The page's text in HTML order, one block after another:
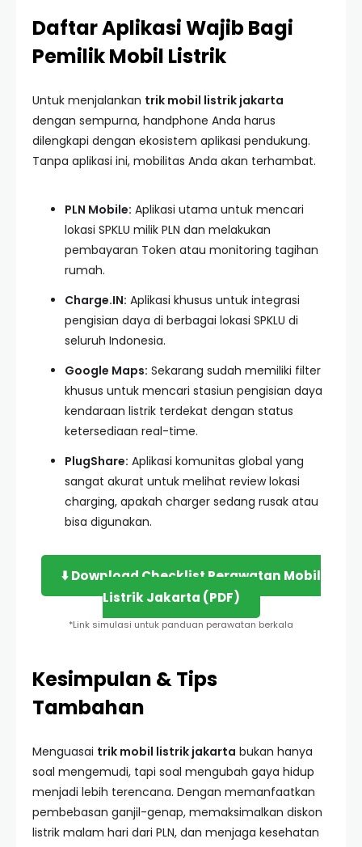
Daftar Aplikasi Wajib Bagi
Pemilik Mobil Listrik
Untuk menjalankan trik mobil listrik jakarta
dengan sempurna, handphone Anda harus
dilengkapi dengan ekosistem aplikasi pendukung.
Tanpa aplikasi ini, mobilitas Anda akan terhambat.
PLN Mobile: Aplikasi utama untuk mencari
lokasi SPKLU milik PLN dan melakukan
pembayaran Token atau monitoring tagihan
rumah.
Charge.IN: Aplikasi khusus untuk integrasi
pengisian daya di berbagai lokasi SPKLU di
seluruh Indonesia.
Google Maps: Sekarang sudah memiliki filter
khusus untuk mencari stasiun pengisian daya
kendaraan listrik terdekat dengan status
ketersediaan real-time.
PlugShare: Aplikasi komunitas global yang
sangat akurat untuk melihat review lokasi
charging, apakah charger sedang rusak atau
bisa digunakan.
⬇️ Download Checklist Perawatan Mobil
Listrik Jakarta (PDF)
*Link simulasi untuk panduan perawatan berkala
Kesimpulan & Tips
Tambahan
Menguasai trik mobil listrik jakarta bukan hanya
soal mengemudi, tapi soal mengubah gaya hidup
menjadi lebih terencana. Dengan memanfaatkan
pembebasan ganjil-genap, memaksimalkan diskon
listrik malam hari dari PLN, dan menjaga kesehatan